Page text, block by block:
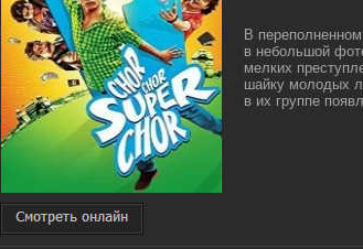
В
в небольшой
мелких
шайку молодых
в их группе